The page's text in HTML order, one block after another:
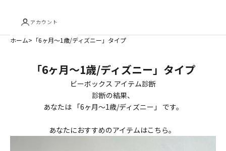
アカウント
ホーム 「6ヶ月～1歳/ディズニー」タイプ
「6ヶ月～1歳/ディズニー」タイプ
ビーボックス アイテム診断
診断の結果、
あなたは 「6ヶ月～1歳/ディズニー 」 です。
あなたにおすすめのアイテムはこちら。